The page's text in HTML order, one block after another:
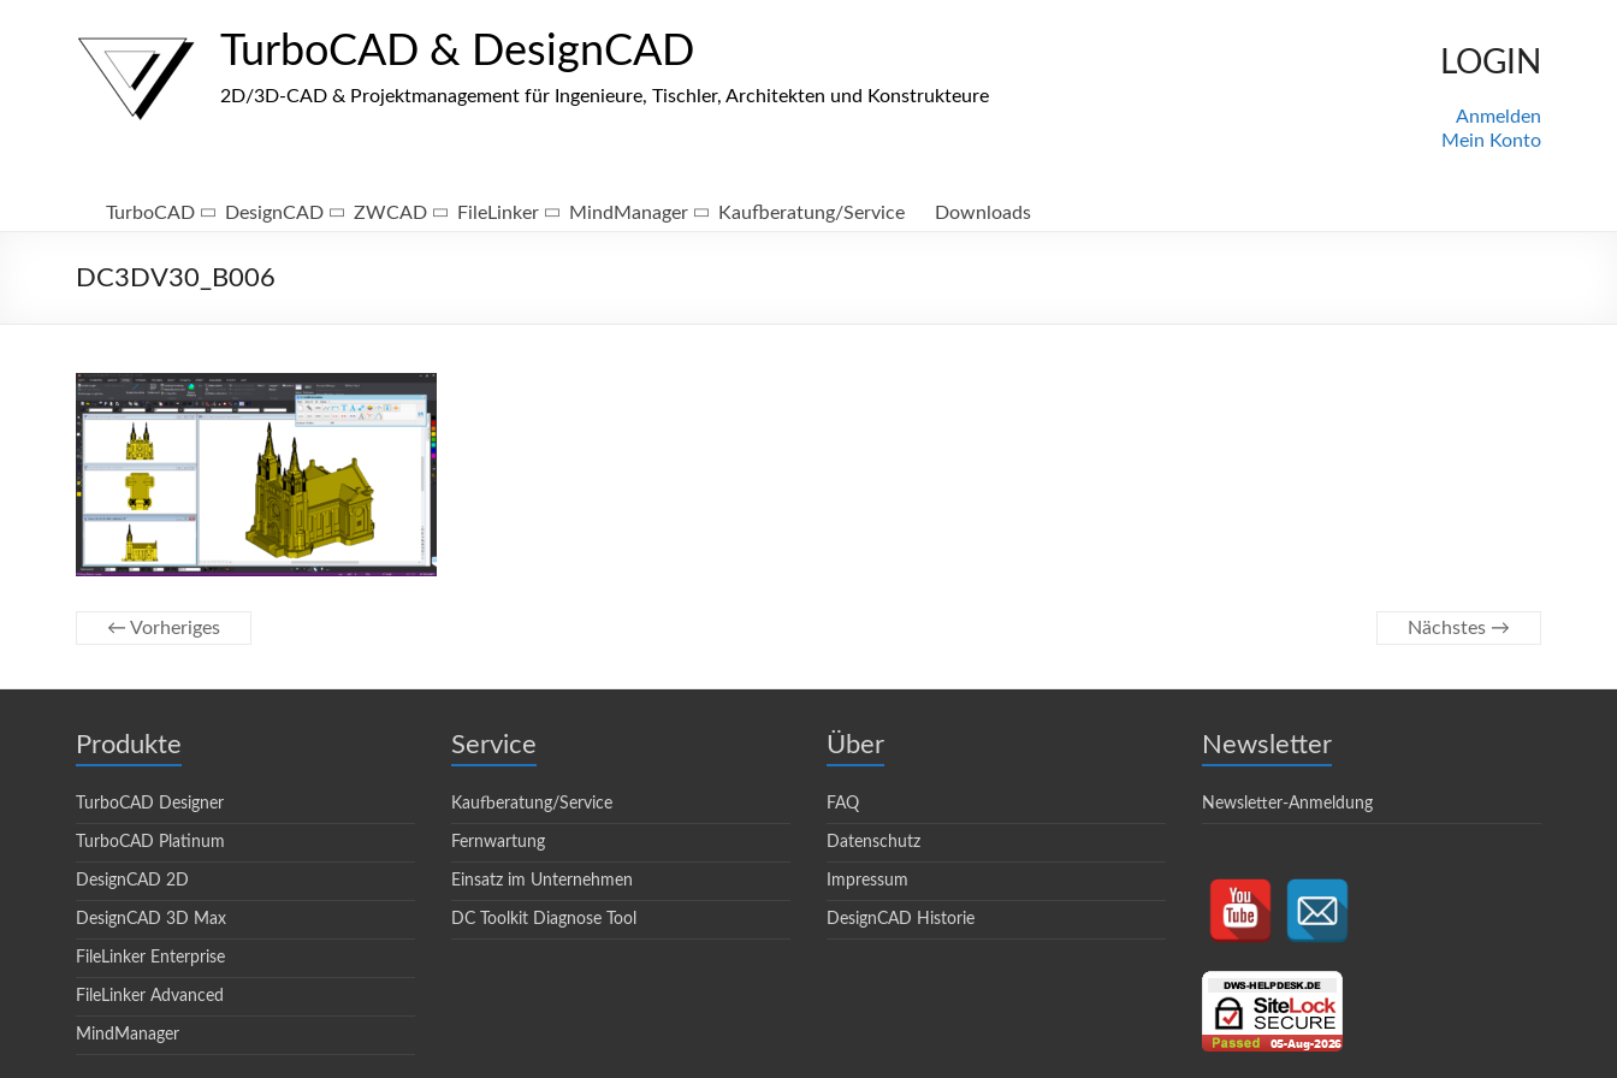
TurboCAD & DesignCAD
2D/3D-CAD & Projektmanagement für Ingenieure, Tischler, Architekten und Konstrukteure
LOGIN
Anmelden
Mein Konto
TurboCAD DesignCAD ZWCAD FileLinker MindManager Kaufberatung/Service Downloads
DC3DV30_B006
← Vorheriges Nächstes →
Produkte
TurboCAD Designer
TurboCAD Platinum
DesignCAD 2D
DesignCAD 3D Max
FileLinker Enterprise
FileLinker Advanced
MindManager
Service
Kaufberatung/Service
Fernwartung
Einsatz im Unternehmen
DC Toolkit Diagnose Tool
Über
FAQ
Datenschutz
Impressum
DesignCAD Historie
Newsletter
Newsletter-Anmeldung